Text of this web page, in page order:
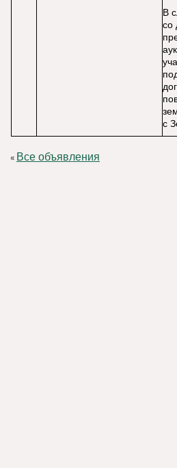
В
со
с
« Все объявления